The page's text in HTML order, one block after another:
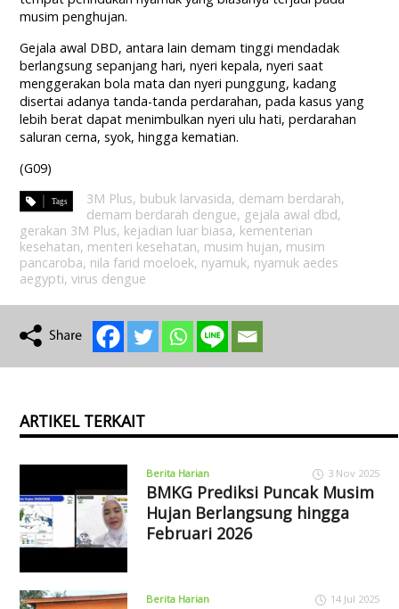
musim penghujan.
Gejala awal DBD, antara lain demam tinggi mendadak
berlangsung sepanjang hari, nyeri kepala, nyeri saat
menggerakan bola mata dan nyeri punggung, kadang
disertai adanya tanda-tanda perdarahan, pada kasus yang
lebih berat dapat menimbulkan nyeri ulu hati, perdarahan
saluran cerna, syok, hingga kematian.
(G09)
3M Plus, bubuk larvasida, demam berdarah,
demam berdarah dengue, gejala awal dbd,
gerakan 3M Plus, kejadian luar biasa, kementerian
kesehatan, menteri kesehatan, musim hujan, musim
pancaroba, nila farid moeloek, nyamuk, nyamuk aedes
aegypti,virus dengue
ARTIKEL TERKAIT
Berita Harian 3 Nov 2025
BMKG Prediksi Puncak Musim
Hujan Berlangsung hingga
Februari 2026
Berita Harian 14 Jul 2025